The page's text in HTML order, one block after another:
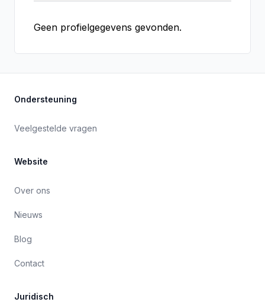
Geen profielgegevens gevonden.
Ondersteuning
Veelgestelde vragen
Website
Over ons
Nieuws
Blog
Contact
Juridisch